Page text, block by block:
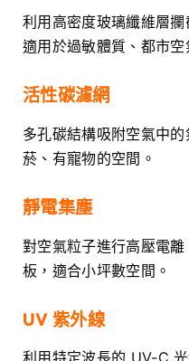
利用高密度玻璃纖維層
適用於過敏體質、都市空
活性碳濾網
多孔碳結構吸附空氣中
菸、有寵物的空間。
靜電集塵
對空氣粒子進行高壓電
板，適合小坪數空間。
UV 紫外線